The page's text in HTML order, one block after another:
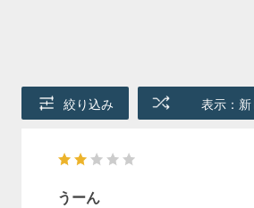
絞り込み 表示：
うーん